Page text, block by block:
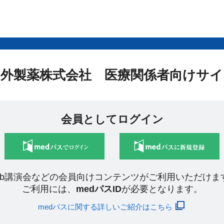
製薬株式会社 医療関係者向けサ
会員としてログイン
講演会などの会員向けコンテンツがご利用いただけま
ご利用には、 medパスIDが必要となります。
medパスに関する詳しいご紹介はこちら